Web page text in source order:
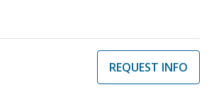
REQUEST INFO